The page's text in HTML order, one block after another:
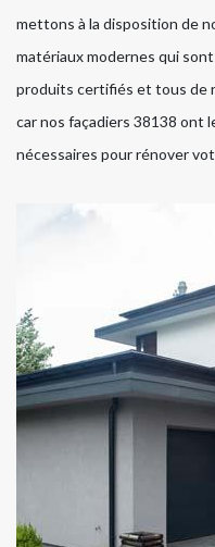
mettons à la disposition de
matériaux modernes qui
produits certifiés et tous de
car nos façadiers 38138 ont
nécessaires pour rénover